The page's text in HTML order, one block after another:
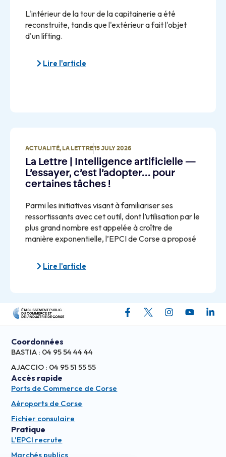
L'intérieur de la tour de la capitainerie a été
reconstruite, tandis que l'extérieur a fait l'objet
d'un lifting.
Lire l'article
ACTUALITÉ, LA LETTRE15 JULY 2026
La Lettre | Intelligence artificielle —
L’essayer, c’est l’adopter… pour
certaines tâches !
Parmi les initiatives visant à familiariser ses
ressortissants avec cet outil, dont l’utilisation par le
plus grand nombre est appelée à croître de
manière exponentielle, l’EPCI de Corse a proposé
Lire l'article
Coordonnées
BASTIA : 04 95 54 44 44
AJACCIO : 04 95 51 55 55
Accès rapide
Ports de Commerce de Corse
Aéroports de Corse
Fichier consulaire
Pratique
L'EPCI recrute
Marchés publics